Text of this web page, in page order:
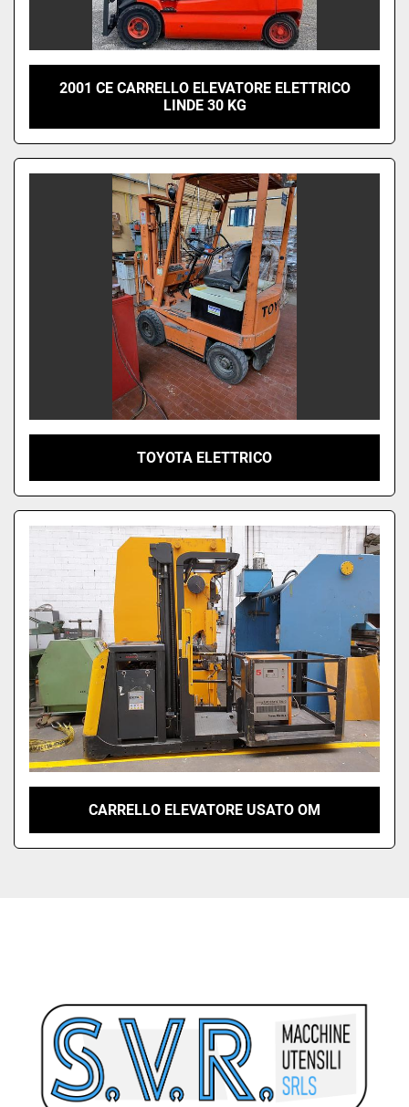
2001 CE CARRELLO ELEVATORE ELETTRICO
LINDE 30 KG
TOYOTA ELETTRICO
CARRELLO ELEVATORE USATO OM